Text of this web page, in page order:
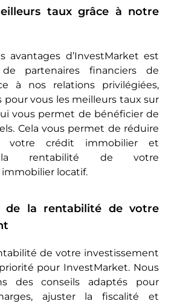
taux grâce à notre
avantages d’InvestMarket est
partenaires financiers de
à nos relations privilégiées,
pour vous les meilleurs taux sur
vous permet de bénéficier de
Cela vous permet de réduire
votre crédit immobilier et
la rentabilité de votre
locatif.
de la rentabilité de votre
de votre investissement
pour InvestMarket. Nous
des conseils adaptés pour
ajuster la fiscalité et